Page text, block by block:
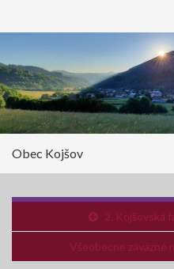
Obec Kojšov
2. Kojšovská
Všeobecne záväzné